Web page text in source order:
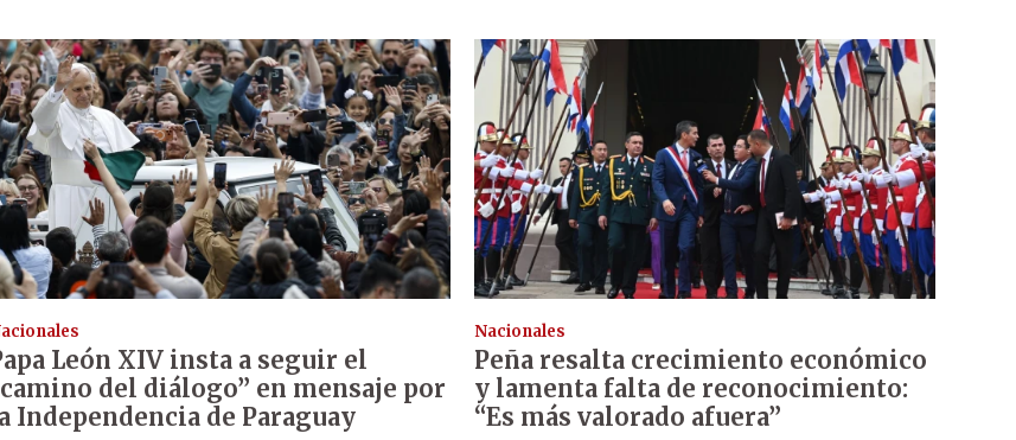
León XIV insta a seguir el
del diálogo” en mensaje por
Independencia de Paraguay
Nacionales
Peña resalta crecimiento económico
y lamenta falta de reconocimiento:
“Es más valorado afuera”